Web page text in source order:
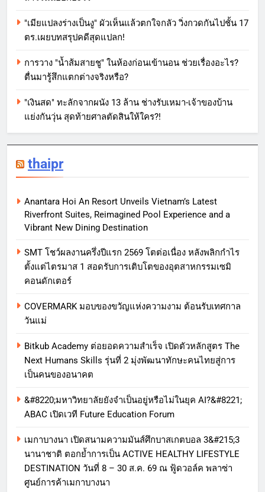
"เมียแปลงร่างเป็นงู" ผัวเห็นแล้วตกใจกลัว วิ่งกวดกันไปชั้น 17
ตร.เผยบทสรุปคดีสุดแปลก!
การวาง "น้ำส้มสายชู" ในห้องก่อนเข้านอน ช่วยเรื่องอะไร?
ตื่นมารู้สึกแตกต่างจริงหรือ?
"เงินสด" ทะลักจากผนัง 13 ล้าน ช่างรับเหมา-เจ้าของบ้าน
แย่งกันวุ่น สุดท้ายศาลตัดสินให้ใคร?!
thaipr
Anantara Hoi An Resort Unveils Vietnam’s Latest
Riverfront Suites, Reimagined Pool Experience and a
Vibrant New Dining Destination
SMT โชว์ผลงานครึ่งปีแรก 2569 โตต่อเนื่อง หลังพลิกกำไร
ตั้งแต่ไตรมาส 1 สอดรับการเติบโตของอุตสาหกรรมเซมิ
คอนดักเตอร์
COVERMARK มอบของขวัญแห่งความงาม ต้อนรับเทศกาล
วันแม่
Bitkub Academy ต่อยอดความสำเร็จ เปิดตัวหลักสูตร The
Next Humans Skills รุ่นที่ 2 มุ่งพัฒนาทักษะคนไทยสู่การ
เป็นคนของอนาคต
&#8220;มหาวิทยาลัยยังจำเป็นอยู่หรือไม่ในยุค AI?&#8221;
ABAC เปิดเวที Future Education Forum
เมกาบางนา เปิดสนามความมันส์ศึกบาสเกตบอล 3&#215;3
นานาชาติ ตอกย้ำการเป็น ACTIVE HEALTHY LIFESTYLE
DESTINATION วันที่ 8 – 30 ส.ค. 69 ณ ฟู้ดวอล์ค พลาซ่า
ศูนย์การค้าเมกาบางนา